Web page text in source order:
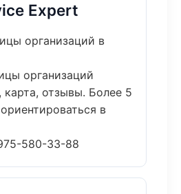
Expert
организаций в
организаций
карта, отзывы. Более 5
в
580-33-88